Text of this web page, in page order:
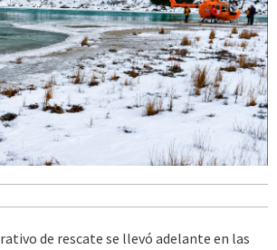
de rescate se llevó adelante en las